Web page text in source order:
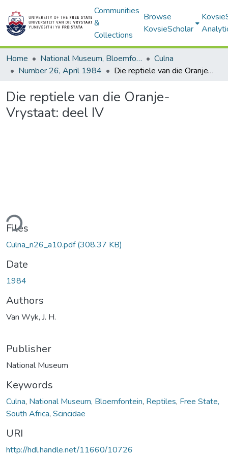
Communities
&
Collections
Browse
KovsieScholar
Home National Museum, Bloemfontein
Culna
Number 26, April 1984
Die reptiele van die Oranje-Vrystaat: deel IV
Die reptiele van die Oranje-
Vrystaat: deel IV
Files
Culna_n26_a10.pdf(308.37 KB)
Date
1984
Authors
Van Wyk, J. H.
Publisher
National Museum
Keywords
Culna, National Museum, Bloemfontein, Reptiles, Free State,
South Africa, Scincidae
URI
http://hdl.handle.net/11660/10726